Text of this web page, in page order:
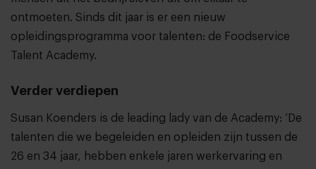
ontmoeten. Sinds dit jaar is er een nieuw
opleidingsprogramma voor talenten: de Foodservice
Talent Academy.
Verder verdiepen
Susan Koenders is de leading lady van de Academy: ‘De
talenten die we begeleiden en opleiden zijn tussen de
26 en 34 jaar, hebben enkele jaren werkervaring en